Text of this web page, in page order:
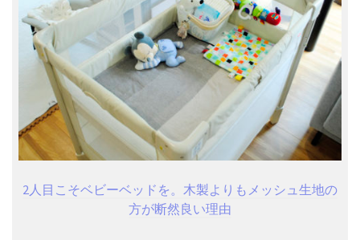
2人目こそベビーベッドを。木製よりもメッシュ生地の
方が断然良い理由